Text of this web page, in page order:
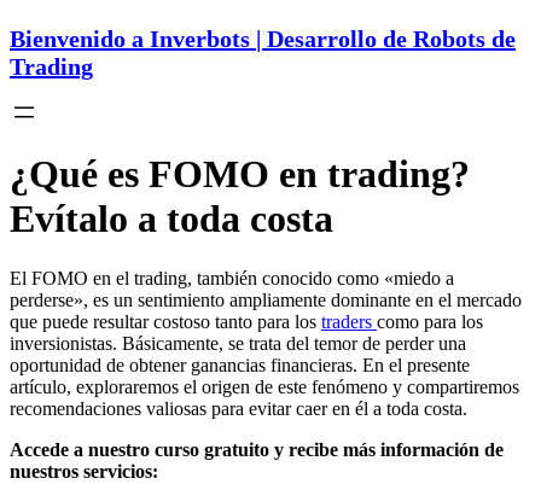
Bienvenido a Inverbots | Desarrollo de Robots de
Trading
¿Qué es FOMO en trading?
Evítalo a toda costa
El FOMO en el trading, también conocido como «miedo a
perderse», es un sentimiento ampliamente dominante en el mercado
que puede resultar costoso tanto para los traders como para los
inversionistas. Básicamente, se trata del temor de perder una
oportunidad de obtener ganancias financieras. En el presente
artículo, exploraremos el origen de este fenómeno y compartiremos
recomendaciones valiosas para evitar caer en él a toda costa.
Accede a nuestro curso gratuito y recibe más información de
nuestros servicios: